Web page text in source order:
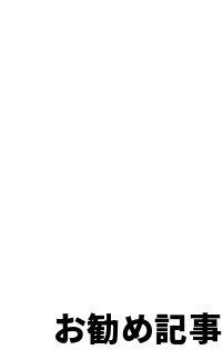
お勧め記事